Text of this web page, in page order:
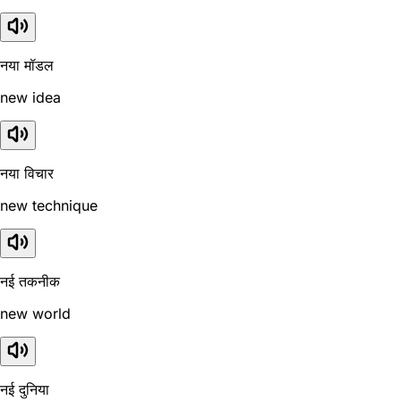
नया मॉडल
new idea
नया विचार
new technique
नई तकनीक
new world
नई दुनिया